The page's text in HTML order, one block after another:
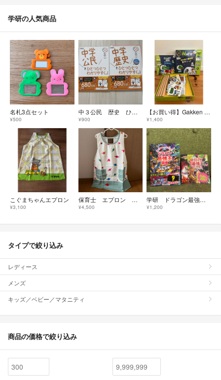
学研の人気商品
名札3点セット
¥500
中３公民 歴史 ひとつひとつわかりやすく。
¥900
【お買い得】Gakken SMART BOX MATH
¥1,400
こぐまちゃんエプロン
¥3,100
保育士 エプロン きんぎょがにげた 学研
¥4,500
学研 ドラゴン最強王図鑑
¥1,200
タイプで絞り込み
レディース
メンズ
キッズ／ベビー／マタニティ
商品の価格で絞り込み